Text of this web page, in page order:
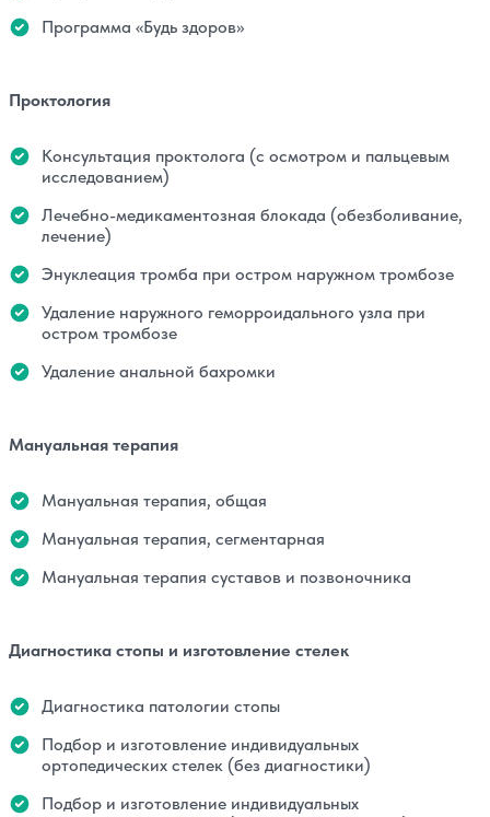
Программа «Будь здоров»
Проктология
Консультация проктолога (с осмотром и пальцевым
исследованием)
Лечебно-медикаментозная блокада (обезболивание,
лечение)
Энуклеация тромба при остром наружном тромбозе
Удаление наружного геморроидального узла при
остром тромбозе
Удаление анальной бахромки
Мануальная терапия
Мануальная терапия, общая
Мануальная терапия, сегментарная
Мануальная терапия суставов и позвоночника
Диагностика стопы и изготовление стелек
Диагностика патологии стопы
Подбор и изготовление индивидуальных
ортопедических стелек (без диагностики)
Подбор и изготовление индивидуальных